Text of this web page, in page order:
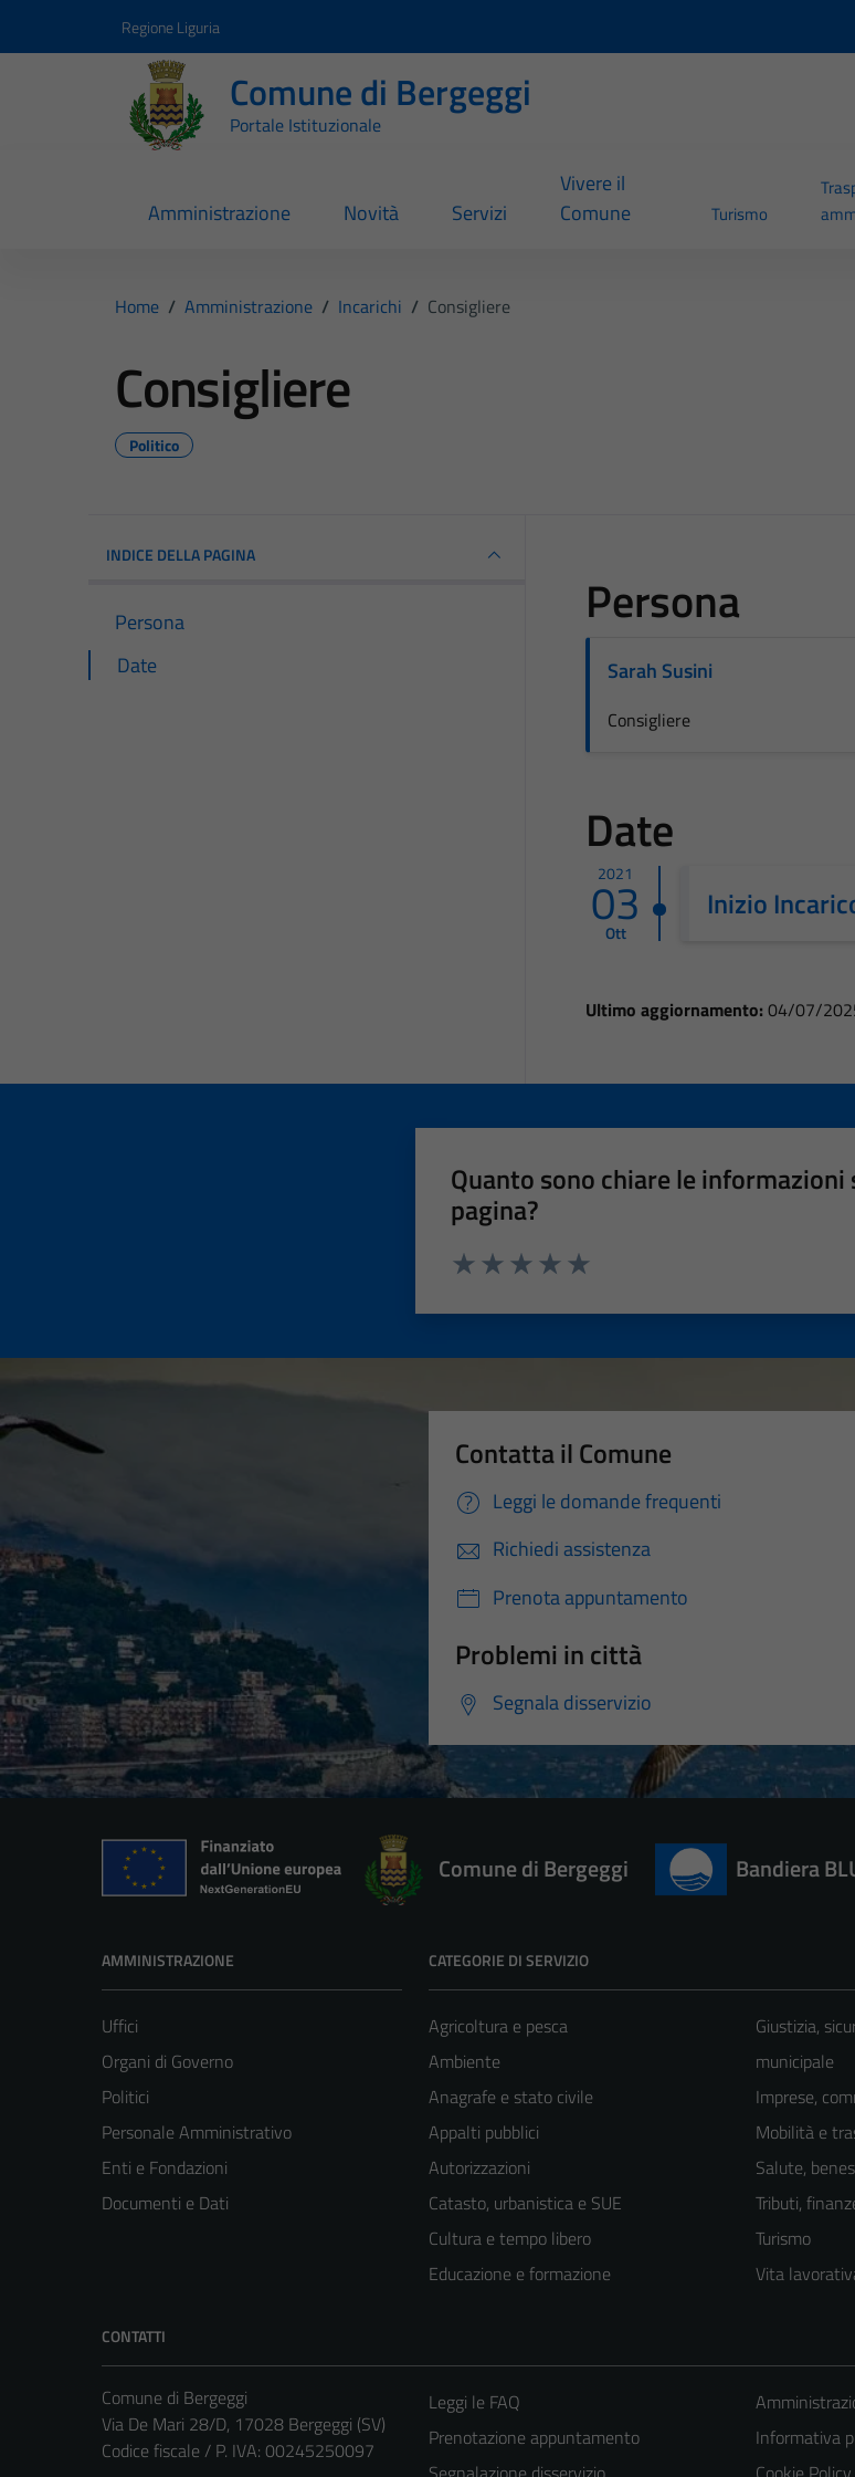
Regione Liguria
Comune di Bergeggi
Portale Istituzionale
Amministrazione Novità Servizi
Vivere il
Comune
Turismo
Home / Amministrazione / Incarichi / Consigliere
Consigliere
Politico
INDICE DELLA PAGINA
Persona
Date
Persona
Sarah Susini
Consigliere
Date
2021
03
Ott
Inizio
Ultimo aggiornamento: 04/07/
Quanto sono chiare le informazioni
pagina?
Contatta il Comune
Leggi le domande frequenti
Richiedi assistenza
Prenota appuntamento
Problemi in città
Segnala disservizio
Comune di Bergeggi Bandiera
AMMINISTRAZIONE
Uffici
Organi di Governo
Politici
Personale Amministrativo
Enti e Fondazioni
Documenti e Dati
CATEGORIE DI SERVIZIO
Agricoltura e pesca
Ambiente
Anagrafe e stato civile
Appalti pubblici
Autorizzazioni
Catasto, urbanistica e SUE
Cultura e tempo libero
Educazione e formazione
Giustizia,
municipale
Imprese,
Mobilità e
Salute,
Tributi,
Turismo
Vita
CONTATTI
Comune di Bergeggi
Via De Mari 28/D, 17028 Bergeggi (SV)
Codice fiscale / P. IVA: 00245250097
Leggi le FAQ
Prenotazione appuntamento
Informativa